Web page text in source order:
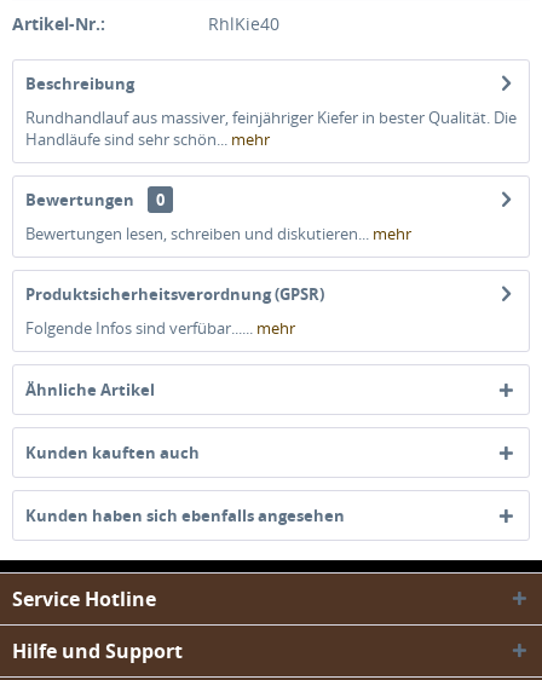
Artikel-Nr.: RhlKie40
Beschreibung
Rundhandlauf aus massiver, feinjähriger Kiefer in bester Qualität. Die
Handläufe sind sehr schön... mehr
Bewertungen
0
Bewertungen lesen, schreiben und diskutieren... mehr
Produktsicherheitsverordnung (GPSR)
Folgende Infos sind verfübar...... mehr
Ähnliche Artikel
Kunden kauften auch
Kunden haben sich ebenfalls angesehen
Service Hotline
Hilfe und Support